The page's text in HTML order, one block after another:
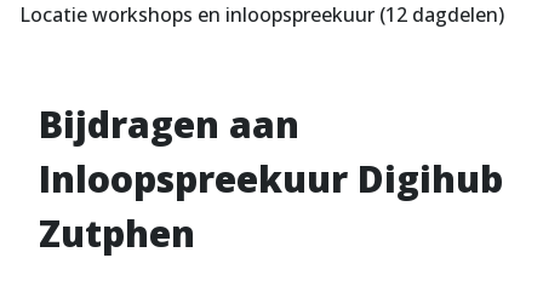
Locatie workshops en inloopspreekuur (12 dagdelen)
Bijdragen aan
Inloopspreekuur Digihub
Zutphen